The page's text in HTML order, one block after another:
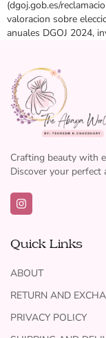
(dgoj.gob.es/
valoracion sobre
anuales DGOJ 2024,
Crafting beauty with
Discover your perfect
Quick Links
ABOUT
RETURN AND
PRIVACY POLICY